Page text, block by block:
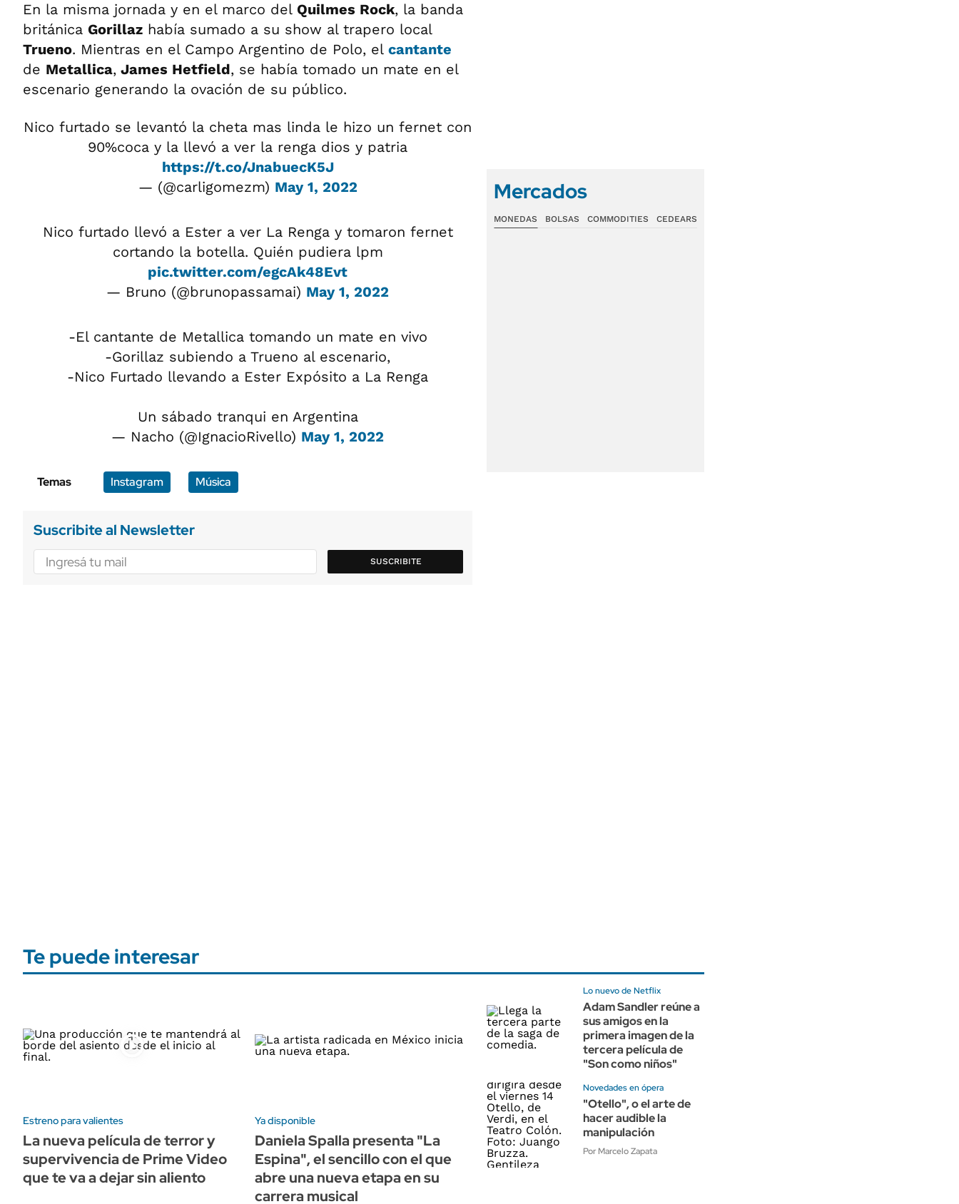
En la misma jornada y en el marco del Quilmes Rock, la banda
británica Gorillaz había sumado a su show al trapero local
Trueno. Mientras en el Campo Argentino de Polo, el cantante
de Metallica, James Hetfield, se había tomado un mate en el
escenario generando la ovación de su público.
Nico furtado se levantó la cheta mas linda le hizo un fernet con
90%coca y la llevó a ver la renga dios y patria
https://t.co/JnabuecK5J
— (@carligomezm) May 1, 2022
Nico furtado llevó a Ester a ver La Renga y tomaron fernet
cortando la botella. Quién pudiera lpm
pic.twitter.com/egcAk48Evt
— Bruno (@brunopassamai) May 1, 2022
-El cantante de Metallica tomando un mate en vivo
-Gorillaz subiendo a Trueno al escenario,
-Nico Furtado llevando a Ester Expósito a La Renga
Un sábado tranqui en Argentina
— Nacho (@IgnacioRivello) May 1, 2022
Temas Instagram Música
Suscribite al Newsletter
SUSCRIBITE
Mercados
MONEDAS BOLSAS COMMODITIES CEDEARS
Te puede interesar
Estreno para valientes
La nueva película de terror y
supervivencia de Prime Video
que te va a dejar sin aliento
Ya disponible
Daniela Spalla presenta "La
Espina", el sencillo con el que
abre una nueva etapa en su
carrera musical
Lo nuevo de Netflix
Adam Sandler reúne a
sus amigos en la
primera imagen de la
tercera película de
"Son como niños"
Novedades en ópera
"Otello", o el arte de
hacer audible la
manipulación
Por Marcelo Zapata